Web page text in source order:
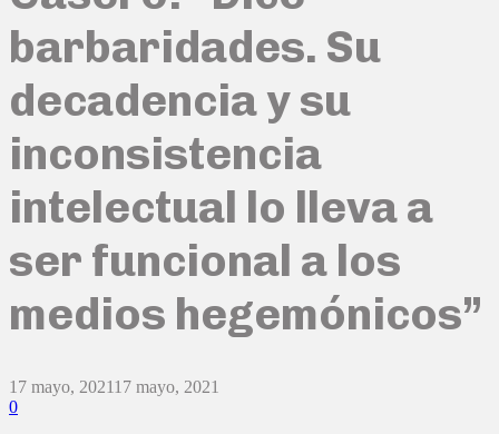
barbaridades. Su
decadencia y su
inconsistencia
intelectual lo lleva a
ser funcional a los
medios hegemónicos”
17 mayo, 202117 mayo, 2021
0